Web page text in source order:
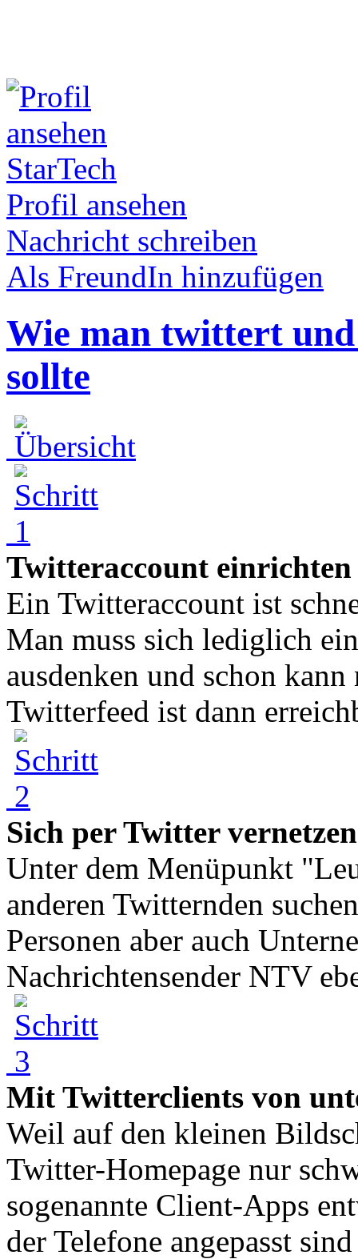
StarTech
Profil ansehen
Nachricht schreiben
Als FreundIn hinzufügen
Wie man twittert
sollte
Twitteraccount
Ein Twitteraccount ist
Man muss sich lediglich
ausdenken und schon
Twitterfeed ist dann
Sich per Twitter
Unter dem Menüpunkt
anderen Twitternden
Personen aber auch
Nachrichtensender NTV
Mit Twitterclients von
Weil auf den kleinen
Twitter-Homepage nur
sogenannte Client-Apps
der Telefone angepasst